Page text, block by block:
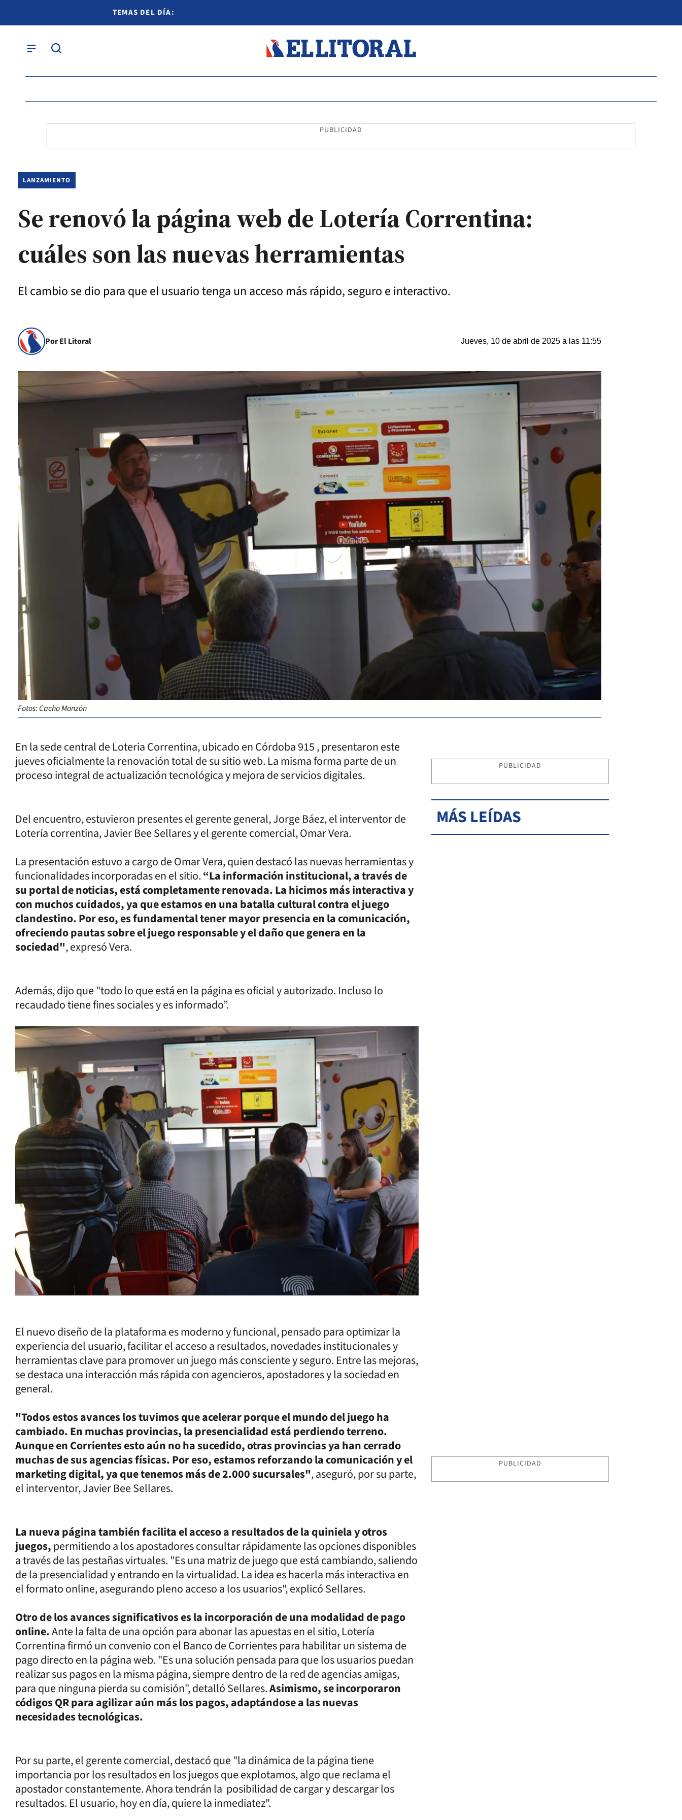
TEMAS DEL DÍA:
PUBLICIDAD
LANZAMIENTO
Se renovó la página web de Lotería Correntina:
cuáles son las nuevas herramientas
El cambio se dio para que el usuario tenga un acceso más rápido, seguro e interactivo.
Por El Litoral Jueves, 10 de abril de 2025 a las 11:55
Fotos: Cacho Monzón
En la sede central de Loteria Correntina, ubicado en Córdoba 915 , presentaron este
jueves oficialmente la renovación total de su sitio web. La misma forma parte de un
proceso integral de actualización tecnológica y mejora de servicios digitales.
Del encuentro, estuvieron presentes el gerente general, Jorge Báez, el interventor de
Lotería correntina, Javier Bee Sellares y el gerente comercial, Omar Vera.
La presentación estuvo a cargo de Omar Vera, quien destacó las nuevas herramientas y
funcionalidades incorporadas en el sitio.“La información institucional, a través de
su portal de noticias, está completamente renovada. La hicimos más interactiva y
con muchos cuidados, ya que estamos en una batalla cultural contra el juego
clandestino. Por eso, es fundamental tener mayor presencia en la comunicación,
ofreciendo pautas sobre el juego responsable y el daño que genera en la
sociedad", expresó Vera.
Además, dijo que "todo lo que está en la página es oficial y autorizado. Incluso lo
recaudado tiene fines sociales y es informado”.
El nuevo diseño de la plataforma es moderno y funcional, pensado para optimizar la
experiencia del usuario, facilitar el acceso a resultados, novedades institucionales y
herramientas clave para promover un juego más consciente y seguro. Entre las mejoras,
se destaca una interacción más rápida con agencieros, apostadores y la sociedad en
general.
"Todos estos avances los tuvimos que acelerar porque el mundo del juego ha
cambiado. En muchas provincias, la presencialidad está perdiendo terreno.
Aunque en Corrientes esto aún no ha sucedido, otras provincias ya han cerrado
muchas de sus agencias físicas. Por eso, estamos reforzando la comunicación y el
marketing digital, ya que tenemos más de 2.000 sucursales", aseguró, por su parte,
el interventor, Javier Bee Sellares.
La nueva página también facilita el acceso a resultados de la quiniela y otros
juegos,permitiendo a los apostadores consultar rápidamente las opciones disponibles
a través de las pestañas virtuales. "Es una matriz de juego que está cambiando, saliendo
de la presencialidad y entrando en la virtualidad. La idea es hacerla más interactiva en
el formato online, asegurando pleno acceso a los usuarios", explicó Sellares.
Otro de los avances significativos es la incorporación de una modalidad de pago
online.Ante la falta de una opción para abonar las apuestas en el sitio, Lotería
Correntina firmó un convenio con el Banco de Corrientes para habilitar un sistema de
pago directo en la página web. "Es una solución pensada para que los usuarios puedan
realizar sus pagos en la misma página, siempre dentro de la red de agencias amigas,
para que ninguna pierda su comisión", detalló Sellares.Asimismo, se incorporaron
códigos QR para agilizar aún más los pagos, adaptándose a las nuevas
necesidades tecnológicas.
Por su parte, el gerente comercial, destacó que "la dinámica de la página tiene
importancia por los resultados en los juegos que explotamos, algo que reclama el
apostador constantemente. Ahora tendrán la posibilidad de cargar y descargar los
resultados. El usuario, hoy en día, quiere la inmediatez".
PUBLICIDAD
MÁS LEÍDAS
PUBLICIDAD